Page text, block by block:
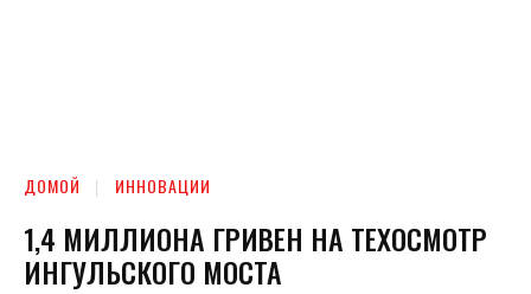
ДОМОЙ ИННОВАЦИИ
1,4 МИЛЛИОНА ГРИВЕН НА ТЕХОСМОТР
ИНГУЛЬСКОГО МОСТА